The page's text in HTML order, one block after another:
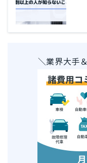
＼業界大手